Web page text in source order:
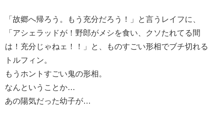
「故郷へ帰ろう。もう充分だろう！」と言うレイフに、
「アシェラッドが！野郎がメシを食い、クソたれてる間
は！充分じゃねェ！！」と、ものすごい形相でブチ切れる
トルフィン。
もうホントすごい鬼の形相。
なんということか…
あの陽気だった幼子が…